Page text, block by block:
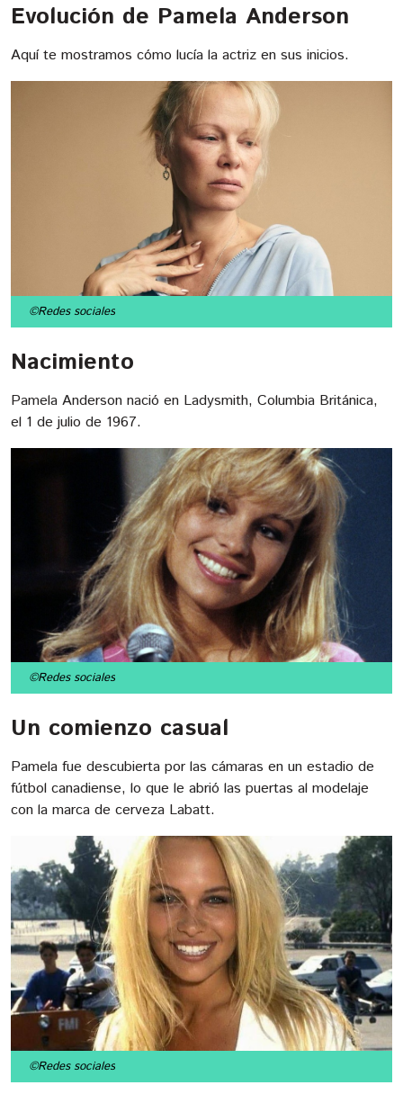
Evolución de Pamela Anderson
Aquí te mostramos cómo lucía la actriz en sus inicios.
©Redes sociales
Nacimiento
Pamela Anderson nació en Ladysmith, Columbia Británica,
el 1 de julio de 1967.
©Redes sociales
Un comienzo casual
Pamela fue descubierta por las cámaras en un estadio de
fútbol canadiense, lo que le abrió las puertas al modelaje
con la marca de cerveza Labatt.
©Redes sociales